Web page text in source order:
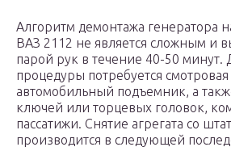
Алгоритм демонтажа генератора
ВАЗ 2112 не является сложным и
парой рук в течение 40-50 минут.
процедуры потребуется
автомобильный подъемник, а
ключей или торцевых головок,
пассатижи. Снятие агрегата со
производится в следующей